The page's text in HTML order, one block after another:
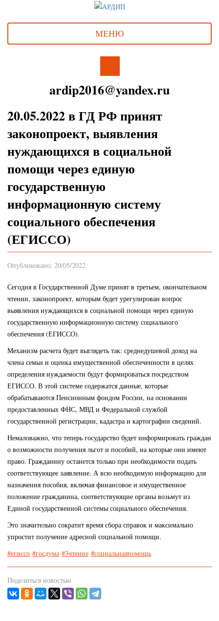
МЕНЮ
ardip2016@yandex.ru
20.05.2022 в ГД РФ принят
законопроект, выявления
нуждающихся в социальной
помощи через единую
государственную
информационную систему
социального обеспечения
(ЕГИССО)
Опубликовано: 20/05/2022
Сегодня в Государственной Думе принят в третьем, окончательном
чтении, законопроект, которым будет урегулирован вопрос
выявления нуждающихся в социальной помощи через единую
государственную информационную систему социального
обеспечения (ЕГИССО).
Механизм расчета будет выглядеть так: среднедушевой доход на
члена семьи и оценка имущественной обеспеченности в целях
определения нуждаемости будут формироваться посредством
ЕГИССО. В этой системе содержатся данные, которые
обрабатываются Пенсионным фондом России, на основании
предоставленных ФНС, МВД и Федеральной службой
государственной регистрации, кадастра и картографии сведений.
Немаловажно, что теперь государство будет информировать граждан
о возможности получения льгот и пособий, на которые они имеют
право. Гражданину останется только при необходимости подать
соответствующее заявление. А всю необходимую информацию для
назначения пособия, включая финансовое и имущественное
положение гражданина, соответствующие органы возьмут из
Единой государственной системы социального обеспечения.
Это значительно сократит время сбора справок и максимально
упростит получение адресной социальной помощи.
#егиссо #госдума #3чтение #социальнаяпомощь
Поделиться новостью